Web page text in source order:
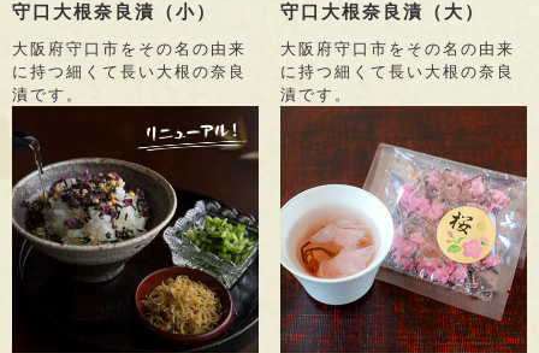
守口大根奈良漬（小）
大阪府守口市をその名の由来
に持つ細くて長い大根の奈良
漬です。
守口大根奈良漬（大）
大阪府守口市をその名の由来
に持つ細くて長い大根の奈良
漬です。